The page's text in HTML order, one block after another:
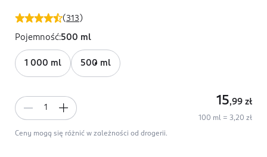
(313 )
Pojemność:500 ml
1 000 ml 500 ml
15,99 zł
100 ml = 3,20 zł
Ceny mogą się różnić w zależności od drogerii.